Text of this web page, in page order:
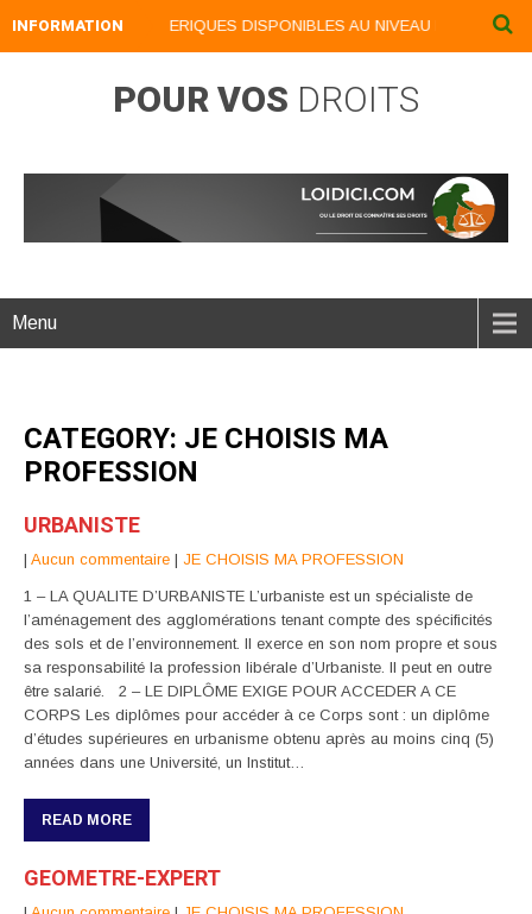
INFORMATION
NOS LIVRES NUMERIQUES DISPONIBLES AU NIVEAU DU MENU
POUR VOS DROITS
Menu
CATEGORY: JE CHOISIS MA
PROFESSION
URBANISTE
| Aucun commentaire | JE CHOISIS MA PROFESSION
1 – LA QUALITE D’URBANISTE L’urbaniste est un spécialiste de
l’aménagement des agglomérations tenant compte des spécificités
des sols et de l’environnement. Il exerce en son nom propre et sous
sa responsabilité la profession libérale d’Urbaniste. Il peut en outre
être salarié. 2 – LE DIPLÔME EXIGE POUR ACCEDER A CE
CORPS Les diplômes pour accéder à ce Corps sont : un diplôme
d’études supérieures en urbanisme obtenu après au moins cinq (5)
années dans une Université, un Institut…
READ MORE
GEOMETRE-EXPERT